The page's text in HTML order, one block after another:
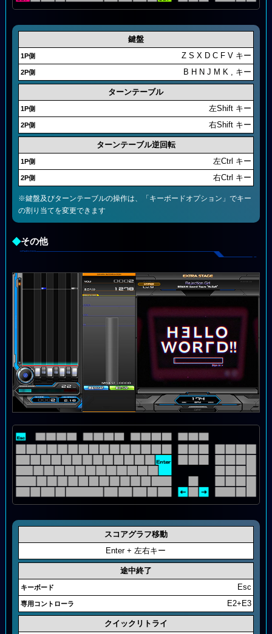
鍵盤
Z S X D C F V キー
B H N J M K , キー
ターンテーブル
左Shift キー
右Shift キー
ターンテーブル逆回転
左Ctrl キー
右Ctrl キー
※鍵盤及びターンテーブルの操作は、「キーボードオプション」でキー
の割り当てを変更できます
◆その他
スコアグラフ移動
Enter + 左右キー
途中終了
Esc
E2+E3
クイックリトライ